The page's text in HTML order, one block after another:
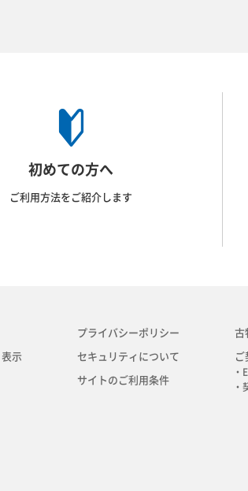
初めての方へ
ご利用方法をご紹介します
示
プライバシーポリシー
セキュリティについて
サイトのご利用条件
古
ご
・
・